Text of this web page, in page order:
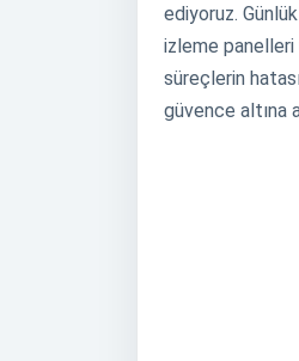
ediyoruz.
izleme
süreçlerin
güvence altına